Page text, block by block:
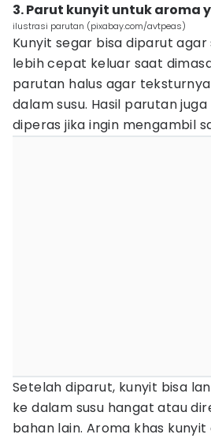
3. Parut kunyit untuk aroma
ilustrasi parutan (pixabay.com/avtpeas)
Kunyit segar bisa diparut
lebih cepat keluar saat
parutan halus agar
dalam susu. Hasil parutan
diperas jika ingin mengambil
Setelah diparut, kunyit bisa
ke dalam susu hangat atau
bahan lain. Aroma khas